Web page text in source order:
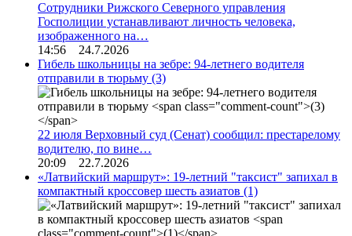
Сотрудники Рижского Северного управления
Госполиции устанавливают личность человека,
изображенного на…
14:56 24.7.2026
Гибель школьницы на зебре: 94-летнего водителя
отправили в тюрьму (3)
22 июля Верховный суд (Сенат) сообщил: престарелому
водителю, по вине…
20:09 22.7.2026
«Латвийский маршрут»: 19-летний "таксист" запихал в
компактный кроссовер шесть азиатов (1)